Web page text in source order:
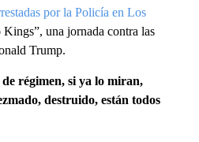
por la Policía en Los
Kings”, una jornada contra las
Trump.
régimen, si ya lo miran,
destruido, están todos